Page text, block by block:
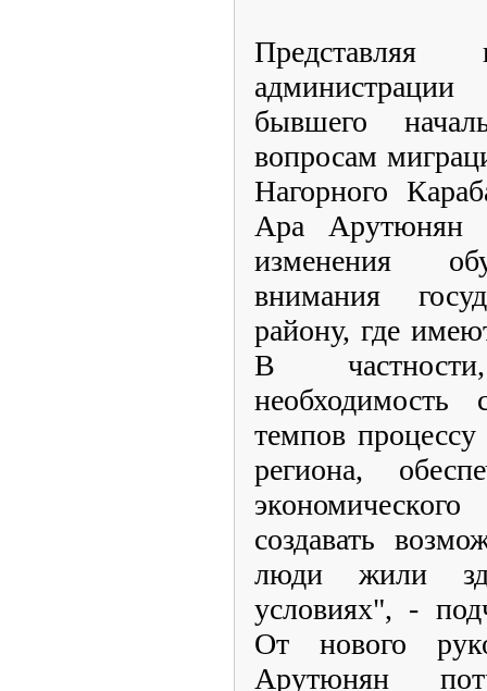
Представляя
бывшего
вопросам
Нагорного
Ара Арутюнян
изменения
внимания
району, где
В
необходимость
темпов процессу
региона,
создавать
люди жили
условиях", -
От нового
Арутюнян